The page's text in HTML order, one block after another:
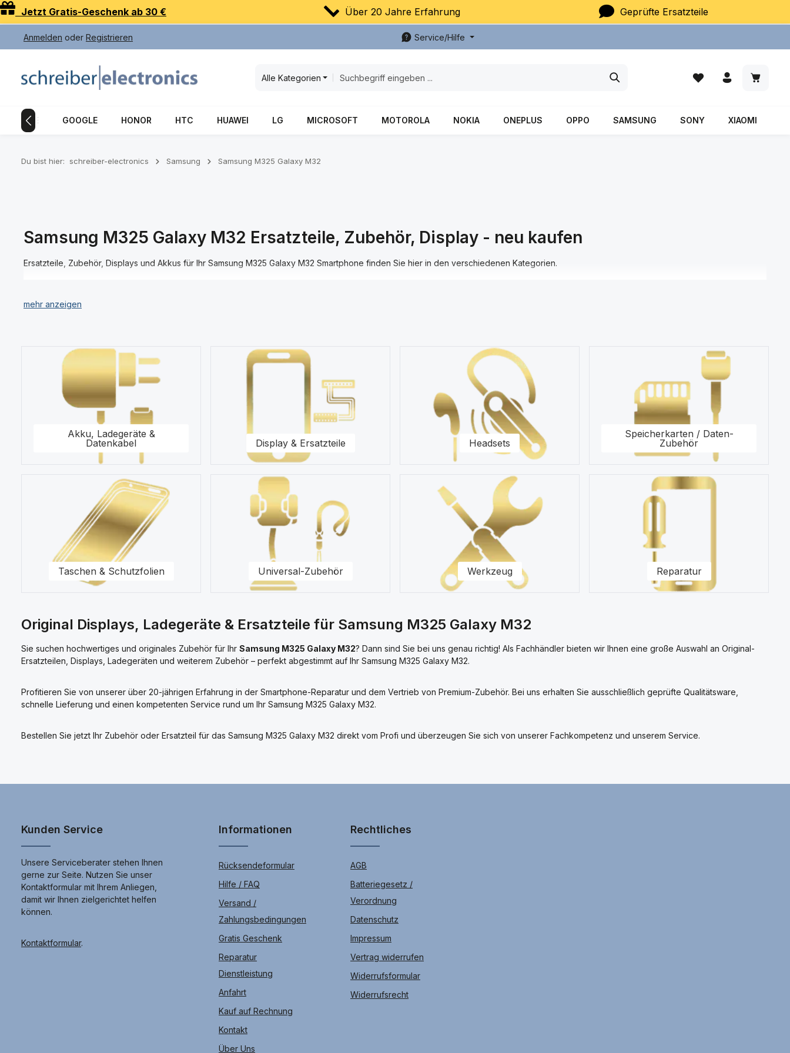
Hauptinhalt springen
Zur Suche springen
Zur Hauptnavigation springen
Jetzt Gratis-Geschenk ab 30 € Über 20 Jahre Erfahrung Geprüfte Ersatzteile
Anmelden oder Registrieren Service/Hilfe
Alle Kategorien
Du hast 0 Produkte
APPLE GOOGLE HONOR HTC HUAWEI LG MICROSOFT MOTOROLA NOKIA ONEPLUS OPPO SAMSUNG SONY XIAOMI
Du bist hier: schreiber-electronics Samsung Samsung M325 Galaxy M32
Samsung M325 Galaxy M32 Ersatzteile, Zubehör, Display - neu kaufen
Ersatzteile, Zubehör, Displays und Akkus für Ihr Samsung M325 Galaxy M32 Smartphone finden Sie hier in den verschiedenen Kategorien.
Kaufen Sie nur Original Zubehör vom Samsung M325 Galaxy M32 Fachhändler.
Gerne steht Ihnen unser Kundenservice bezüglich Fragen zu unseren Ersatzteilen für Ihr Samsung M325 Galaxy M32 Smartphone zur Seite.
Kategoriegalerie überspringen
Akku, Ladegeräte &
Datenkabel
Display & Ersatzteile Headsets
Speicherkarten / Daten-
Zubehör
Taschen & Schutzfolien Universal-Zubehör Werkzeug Reparatur
Original Displays, Ladegeräte & Ersatzteile für Samsung M325 Galaxy M32
Sie suchen hochwertiges und originales Zubehör für Ihr Samsung M325 Galaxy M32? Dann sind Sie bei uns genau richtig! Als Fachhändler bieten wir Ihnen eine große Auswahl an Original-
Ersatzteilen, Displays, Ladegeräten und weiterem Zubehör – perfekt abgestimmt auf Ihr Samsung M325 Galaxy M32.
Profitieren Sie von unserer über 20-jährigen Erfahrung in der Smartphone-Reparatur und dem Vertrieb von Premium-Zubehör. Bei uns erhalten Sie ausschließlich geprüfte Qualitätsware,
schnelle Lieferung und einen kompetenten Service rund um Ihr Samsung M325 Galaxy M32.
Bestellen Sie jetzt Ihr Zubehör oder Ersatzteil für das Samsung M325 Galaxy M32 direkt vom Profi und überzeugen Sie sich von unserer Fachkompetenz und unserem Service.
Kunden Service
Unsere Serviceberater stehen Ihnen
gerne zur Seite. Nutzen Sie unser
Kontaktformular mit Ihrem Anliegen,
damit wir Ihnen zielgerichtet helfen
können.
Kontaktformular.
Informationen
Rücksendeformular
Hilfe / FAQ
Versand /
Zahlungsbedingungen
Gratis Geschenk
Reparatur
Dienstleistung
Anfahrt
Kauf auf Rechnung
Kontakt
Über Uns
Rechtliches
AGB
Batteriegesetz /
Verordnung
Datenschutz
Impressum
Vertrag widerrufen
Widerrufsformular
Widerrufsrecht